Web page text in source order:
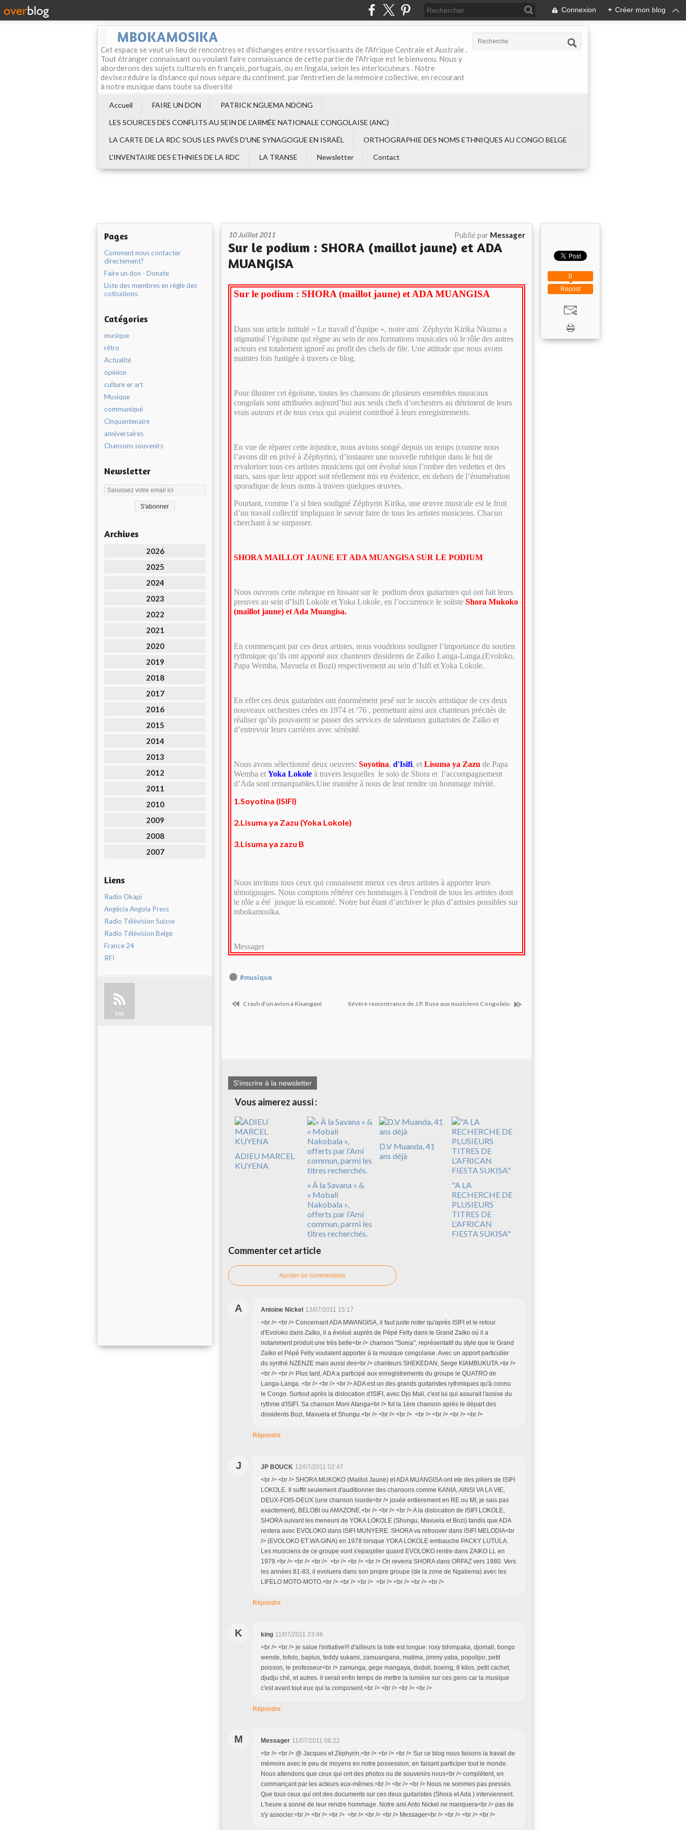
Connexion + Créer mon blog
MBOKAMOSIKA
Cet espace se veut un lieu de rencontres et d'échanges entre ressortissants de l'Afrique Centrale et Australe .
Tout étranger connaissant ou voulant faire connaissance de cette partie de l'Afrique est le bienvenu. Nous y
aborderons des sujets culturels en français, portugais, ou en lingala, selon les interlocuteurs . Notre
devise:réduire la distance qui nous sépare du continent, par l'entretien de la mémoire collective, en recourant
à notre musique dans toute sa diversité
Accueil FAIRE UN DON
PATRICK NGUEMA NDONG
LES SOURCES DES CONFLITS AU SEIN DE L‘ARMÉE NATIONALE CONGOLAISE (ANC)
LA CARTE DE LA RDC SOUS LES PAVÉS D'UNE SYNAGOGUE EN ISRAËL
ORTHOGRAPHIE DES NOMS ETHNIQUES AU CONGO BELGE
L'INVENTAIRE DES ETHNIES DE LA RDC
LA TRANSE Newsletter Contact
Pages
Comment nous contacter
directement?
Faire un don - Donate
Liste des membres en règle des
cotisations.
Catégories
musique
rétro
Actualité
opinion
culture er art
Musique
communiqué
Cinquantenaire
anniversaires
Chansons souvenirs
Newsletter
Archives
2026
2025
2024
2023
2022
2021
2020
2019
2018
2017
2016
2015
2014
2013
2012
2011
2010
2009
2008
2007
Liens
Radio Okapi
Angêcia Angola Press
Radio Télévision Suisse
Radio Télévision Belge
France 24
RFI
RSS
10 Juillet 2011 Publié par Messager
Sur le podium : SHORA (maillot jaune) et ADA
MUANGISA
Sur le podium : SHORA (maillot jaune) et ADA MUANGISA
Dans son article intitulé « Le travail d’équipe », notre ami Zéphyrin Kirika Nkumu a
stigmatisé l’égoïsme qui règne au sein de nos formations musicales où le rôle des autres
acteurs est totalement ignoré au profit des chefs de file. Une attitude que nous avons
maintes fois fustigée à travers ce blog.
Pour illustrer cet égoïsme, toutes les chansons de plusieurs ensembles musicaux
congolais sont attribuées aujourd’hui aux seuls chefs d’orchestres au détriment de leurs
vrais auteurs et de tous ceux qui avaient contribué à leurs enregistrements.
En vue de réparer cette injustice, nous avions songé depuis un temps (comme nous
l’avons dit en privé à Zéphyrin), d’instaurer une nouvelle rubrique dans le but de
revaloriser tous ces artistes musiciens qui ont évolué sous l’ombre des vedettes et des
stars, sans que leur apport soit réellement mis en évidence, en dehors de l’énumération
sporadique de leurs noms à travers quelques œuvres.
Pourtant, comme l’a si bien souligné Zéphyrin Kirika, une œuvre musicale est le fruit
d’un travail collectif impliquant le savoir faire de tous les artistes musiciens. Chacun
cherchant à se surpasser.
SHORA MAILLOT JAUNE ET ADA MUANGISA SUR LE PODIUM
Nous ouvrons cette rubrique en hissant sur le podium deux guitaristes qui ont fait leurs
preuves au sein d’Isifi Lokole et Yoka Lokole, en l’occurrence le solisteShora Mukoko
(maillot jaune) et Ada Muangisa.
En commençant par ces deux artistes, nous voudrions souligner l’importance du soutien
rythmique qu’ils ont apporté aux chanteurs dissidents de Zaïko Langa-Langa,(Evoloko,
Papa Wemba, Mavuela et Bozi) respectivement au sein d’Isifi et Yoka Lokole.
En effet ces deux guitaristes ont énormément pesé sur le succès artistique de ces deux
nouveaux orchestres crées en 1974 et ‘76 , permettant ainsi aux chanteurs précités de
réaliser qu’ils pouvaient se passer des services de talentueux guitaristes de Zaïko et
d’entrevoir leurs carrières avec sérénité.
Nous avons sélectionné deux oeuvres:Soyotina,d'Isifi, etLisuma ya Zazu de Papa
Wemba etYoka Lokole à travers lesquelles le solo de Shora et l’accompagnement
d’Ada sont remarquables.Une manière à nous de leur rendre un hommage mérité.
1.Soyotina (ISIFI)
2.Lisuma ya Zazu (Yoka Lokole)
3.Lisuma ya zazu B
Nous invitons tous ceux qui connaissent mieux ces deux artistes à apporter leurs
témoignages. Nous comptons réitérer ces hommages à l’endroit de tous les artistes dont
le rôle a été jusque là escamoté. Notre but étant d’archiver le plus d’artistes possibles sur
mbokamosika.
Messager
#musique
Crash d'un avion à Kisangani Sévère remontrance de J.P. Buse aux musiciens Congolais:
S'inscrire à la newsletter
Vous aimerez aussi :
ADIEU MARCEL
KUYENA
« À la Savana » &
« Mobali
Nakobala »,
offerts par l’Ami
commun, parmi les
titres recherchés.
D.V Muanda, 41
ans déjà
"A LA
RECHERCHE DE
PLUSIEURS
TITRES DE
L'AFRICAN
FIESTA SUKISA"
Commenter cet article
Ajouter un commentaire
A Antoine Nickel 13/07/2011 15:17
<br /> <br /> Concernant ADA MWANGISA, il faut juste noter qu'après ISIFI et le retour
d'Evoloko dans Zaïko, il a évolué auprès de Pépé Felly dans le Grand Zaïko où il a
notamment produit une très belle<br /> chanson "Sonia", représentatif du style que le Grand
Zaïko et Pépé Felly voulaient apporter à la musique congolaise. Avec un apport particulier
du synthé NZENZE mais aussi des<br /> chanteurs SHEKEDAN, Serge KIAMBUKUTA.<br />
<br /> <br /> Plus tard, ADA a participé aux enregistrements du groupe le QUATRO de
Langa-Langa. <br /> <br /> <br /> ADA est un des grands guitaristes rythmiques qu'à connu
le Congo. Surtout après la dislocation d'ISIFI, avec Djo Mali, c'est lui qui assurait l'assise du
rythme d'ISIFI. Sa chanson Moni Atanga<br /> fut la 1ère chanson après le départ des
dissidents Bozi, Mavuela et Shungu.<br /> <br /> <br /> <br /> <br /> <br /> <br />
Répondre
J JP BOUCK 12/07/2011 02:47
<br /> <br /> SHORA MUKOKO (Maillot Jaune) et ADA MUANGISA ont ete des piliers de ISIFI
LOKOLE. Il suffit seulement d'auditionner des chansons comme KANIA, AINSI VA LA VIE,
DEUX-FOIS-DEUX (une chanson lourde<br /> jouée entierement en RE ou MI, je sais pas
exactement), BELOBI ou AMAZONE.<br /> <br /> <br /> A la dislocation de ISIFI LOKOLE,
SHORA suivant les meneurs de YOKA LOKOLE (Shungu, Mavuela et Bozi) tandis que ADA
restera avec EVOLOKO dans ISIFI MUNYERE. SHORA va retrouver dans ISIFI MELODIA<br
/> (EVOLOKO ET WA GINA) en 1978 lorsque YOKA LOKOLE embauche PACKY LUTULA.
Les musiciens de ce groupe vont s'eparpiller quand EVOLOKO rentre dans ZAIKO LL en
1979.<br /> <br /> <br /> <br /> <br /> <br /> On reverra SHORA dans ORFAZ vers 1980. Vers
les années 81-83, il evoluera dans son propre groupe (de la zone de Ngaliema) avec les
LIFELO MOTO-MOTO.<br /> <br /> <br /> <br /> <br /> <br /> <br />
Répondre
K king 11/07/2011 23:46
<br /> <br /> je salue l'initiative!!! d'ailleurs la liste est longue: roxy tshimpaka, djomali, bongo
wende, tofolo, bapius, teddy sukami, zamuangana, matima, jimmy yaba, popolipo, petit
poisson, le professeur<br /> zamunga, gege mangaya, dodoli, boeing, 8 kilos, petit cachet,
djudju ché, et autres. il serait enfin temps de mettre la lumière sur ces gens car la musique
c'est avant tout eux qui la composent.<br /> <br /> <br /> <br />
Répondre
M Messager 11/07/2011 08:22
<br /> <br /> @ Jacques et Zéphyrin,<br /> <br /> <br /> Sur ce blog nous faisons la travail de
mémoire avec le peu de moyens en notre possession, en faisant participer tout le monde.
Nous attendons que ceux qui ont des photos ou de souvenirs nous<br /> complétent, en
commançant par les acteurs eux-mêmes.<br /> <br /> <br /> Nous ne sommes pas pressés.
Que tous ceux qui ont des documents sur ces deux guitaristes (Shora et Ada ) interviennent.
L'heure a sonné de leur rendre hommage. Notre ami Anto Nickel ne manquera<br /> pas de
s'y associer.<br /> <br /> <br /> <br /> <br /> <br /> Messager<br /> <br /> <br /> <br />
Repost
0